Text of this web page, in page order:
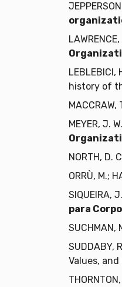
history of
MACCRAW,
MEYER, J.
NORTH, D.
ORRÙ, M.;
SIQUEIRA,
para
SUDDABY,
Values,